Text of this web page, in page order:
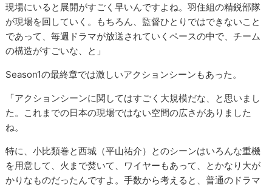
現場にいると展開がすごく早いんですよね。羽住組の精鋭部隊
が現場を回していく。もちろん、監督ひとりではできないこと
であって、毎週ドラマが放送されていくペースの中で、チーム
の構造がすごいな、と」
Season1の最終章では激しいアクションシーンもあった。
「アクションシーンに関してはすごく大規模だな、と思いまし
た。これまでの日本の現場ではない空間の広さがありました
ね。
特に、小比類巻と西城（平山祐介）とのシーンはいろんな重機
を用意して、火まで焚いて、ワイヤーもあって、とかなり大が
かりなものだったんですよ。手数から考えると、普通のドラマ